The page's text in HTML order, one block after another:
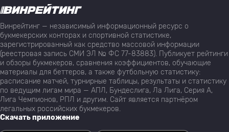
Винрейтинг — независимый информационный ресурс о
букмекерских конторах и спортивной статистике,
зарегистрированный как средство массовой информации
(реестровая запись СМИ ЭЛ № ФС 77-83883). Публикует рейтинги
и обзоры букмекеров, сравнения коэффициентов, обучающие
материалы для беттеров, а также футбольную статистику:
расписание матчей, турнирные таблицы, результаты и статистику
по ведущим лигам мира — АПЛ, Бундеслига, Ла Лига, Серия А,
Лига Чемпионов, РПЛ и другим. Сайт является партнёром
легальных российских букмекеров.
Скачать приложение